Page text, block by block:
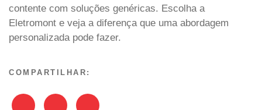
contente com soluções genéricas. Escolha a
Eletromont e veja a diferença que uma abordagem
personalizada pode fazer.
COMPARTILHAR: